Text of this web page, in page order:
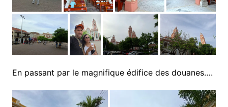
En passant par le magnifique édifice des douanes….